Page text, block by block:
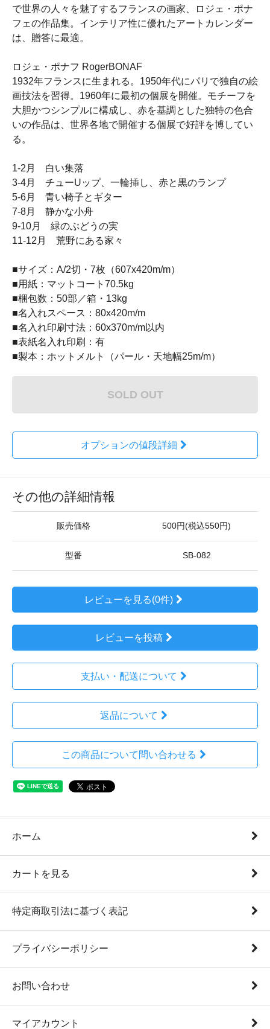
で世界の人々を魅了するフランスの画家、ロジェ・ポナ
フェの作品集。インテリア性に優れたアートカレンダー
は、贈答に最適。
ロジェ・ポナフ RogerBONAF
1932年フランスに生まれる。1950年代にパリで独自の絵
画技法を習得。1960年に最初の個展を開催。モチーフを
大胆かつシンプルに構成し、赤を基調とした独特の色合
いの作品は、世界各地で開催する個展で好評を博してい
る。
1-2月 白い集落
3-4月 チューUップ、一輪挿し、赤と黒のランプ
5-6月 青い椅子とギター
7-8月 静かな小舟
9-10月 緑のぶどうの実
11-12月 荒野にある家々
■サイズ：A/2切・7枚（607x420m/m）
■用紙：マットコート70.5kg
■梱包数：50部／箱・13kg
■名入れスペース：80x420m/m
■名入れ印刷寸法：60x370m/m以内
■表紙名入れ印刷：有
■製本：ホットメルト（パール・天地幅25m/m）
SOLD OUT
オプションの値段詳細
その他の詳細情報
販売価格 500円(税込550円)
型番 SB-082
レビューを見る(0件)
レビューを投稿
支払い・配送について
返品について
この商品について問い合わせる
ホーム
カートを見る
特定商取引法に基づく表記
プライバシーポリシー
お問い合わせ
マイアカウント